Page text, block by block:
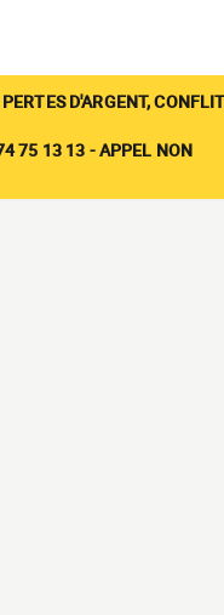
D'ARGENT,
75 13 13 - APPEL NON